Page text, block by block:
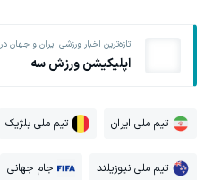
تازه‌ترین اخبار ورزشی ایران و جهان در
اپلیکیشن ورزش سه
تیم ملی ایران تیم ملی بلژیک
تیم ملی نیوزیلند جام جهانی